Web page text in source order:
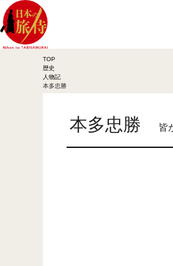
TOP
歴史
人物記
本多忠勝
本多忠勝 皆